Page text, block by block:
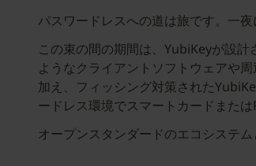
パスワードレスへの道は旅です。一
この束の間の期間は、YubiKeyが設
ようなクライアントソフトウェアや
加え、フィッシング対策された
ードレス環境でスマートカードまた
オープンスタンダードのエコシステ